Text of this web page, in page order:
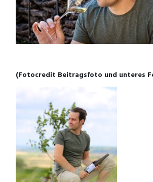
(Fotocredit Beitragsfoto und unteres